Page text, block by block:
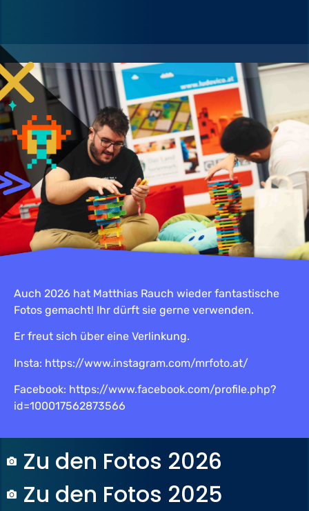
Auch 2026 hat Matthias Rauch wieder fantastische
Fotos gemacht! Ihr dürft sie gerne verwenden.
Er freut sich über eine Verlinkung.
Insta: https://www.instagram.com/mrfoto.at/
Facebook: https://www.facebook.com/profile.php?
id=100017562873566
Zu den Fotos 2026
Zu den Fotos 2025